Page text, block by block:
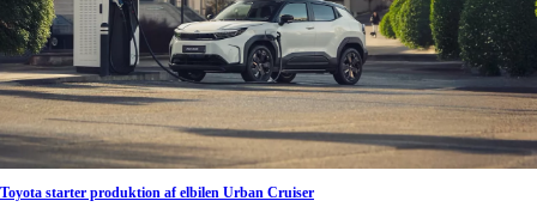
Toyota starter produktion af elbilen Urban Cruiser